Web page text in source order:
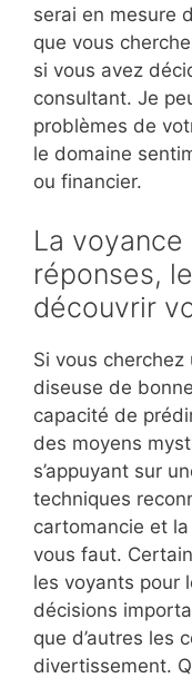
serai en mesure
que vous
si vous avez
consultant. Je
problèmes de
le domaine
ou financier.
La
réponses,
découvrir
Si vous
diseuse de
capacité de
des moyens
s’appuyant sur
techniques
cartomancie et la
vous faut.
les voyants pour
décisions
que d’autres les
divertissement.